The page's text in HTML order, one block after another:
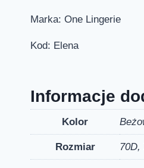
Marka: One Lingerie
Kod: Elena
Informacje
Kolor
Rozmiar 70D,